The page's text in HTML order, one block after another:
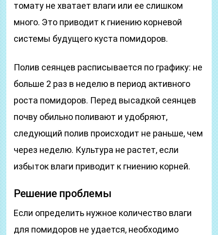
томату не хватает влаги или ее слишком
много. Это приводит к гниению корневой
системы будущего куста помидоров.
Полив сеянцев расписывается по графику: не
больше 2 раз в неделю в период активного
роста помидоров. Перед высадкой сеянцев
почву обильно поливают и удобряют,
следующий полив происходит не раньше, чем
через неделю. Культура не растет, если
избыток влаги приводит к гниению корней.
Решение проблемы
Если определить нужное количество влаги
для помидоров не удается, необходимо